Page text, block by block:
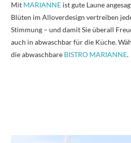
Mit MARIANNE ist gute Laune
Blüten im Alloverdesign vertreiben
Stimmung – und damit Sie überall
auch in abwaschbar für die Küche.
die abwaschbare BISTRO MARIANNE.